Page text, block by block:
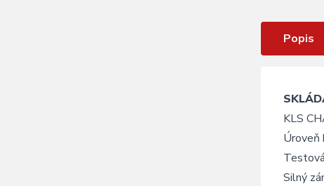
Popis
KLS
Úroveň
Silný